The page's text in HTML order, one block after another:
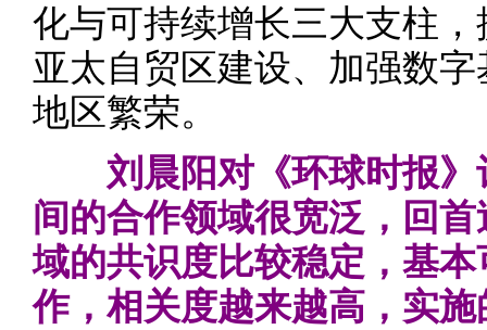
化与可持续增长三大支柱
亚太自贸区建设、加强数
地区繁荣。
刘晨阳对《环球时报
间的合作领域很宽泛，回
域的共识度比较稳定，基
作，相关度越来越高，实